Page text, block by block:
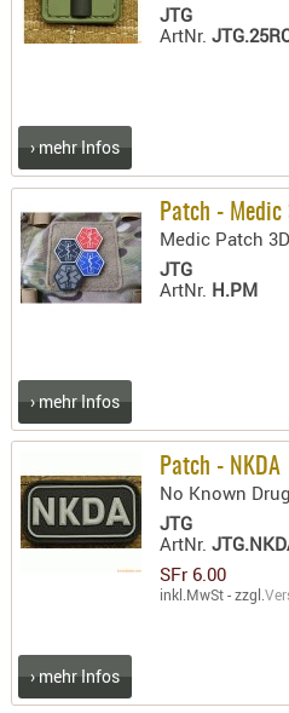
JTG
ArtNr.
› mehr Infos
Patch - Medic
Medic Patch
JTG
ArtNr. H.PM
› mehr Infos
Patch - NKDA
No Known
JTG
ArtNr.
SFr 6.00
inkl.MwSt - zzgl.
› mehr Infos